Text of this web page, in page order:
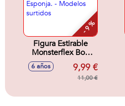
- 9 %
Figura Estirable
Monsterflex Bob
Esponja. - Modelos
surtidos
6 años 9,99 €
11,00 €